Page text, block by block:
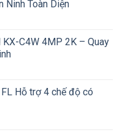
Ninh Toàn Diện
C4W 4MP 2K – Quay
Hỗ trợ 4 chế độ có